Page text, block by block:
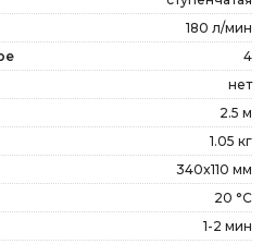
180 л/мин
4
нет
2.5 м
1.05 кг
340x110 мм
20 °С
1-2 мин